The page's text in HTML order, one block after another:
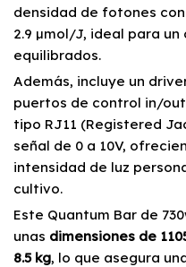
densidad de fotones
2.9 µmol/J, ideal para
equilibrados.
Además, incluye un
puertos de control in/
tipo RJ11 (Registered
señal de 0 a 10V,
intensidad de luz
cultivo.
Este Quantum Bar de
unas dimensiones de
8.5 kg, lo que asegura